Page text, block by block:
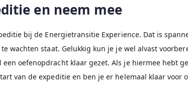
en neem mee
bij de Energietransitie Experience. Dat is
wachten staat. Gelukkig kun je je wel alvast
een oefenopdracht klaar gezet. Als je hiermee hebt
van de expeditie en ben je er helemaal klaar voor